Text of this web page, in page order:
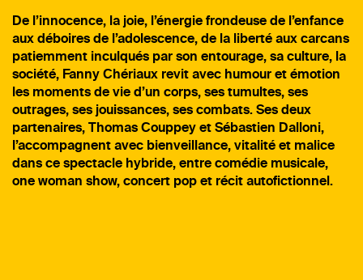
De l’innocence, la joie, l’énergie frondeuse de l’enfance
aux déboires de l’adolescence, de la liberté aux carcans
patiemment inculqués par son entourage, sa culture, la
société, Fanny Chériaux revit avec humour et émotion
les moments de vie d’un corps, ses tumultes, ses
outrages, ses jouissances, ses combats. Ses deux
partenaires, Thomas Couppey et Sébastien Dalloni,
l’accompagnent avec bienveillance, vitalité et malice
dans ce spectacle hybride, entre comédie musicale,
one woman show, concert pop et récit autofictionnel.